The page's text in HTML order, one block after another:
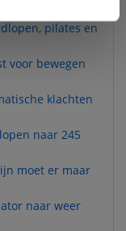
pilates en
voor bewegen
klachten
naar 245
moet er maar
naar weer